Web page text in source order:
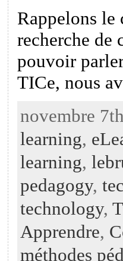
Rappelons le
recherche de
pouvoir
TICe, nous
novembre
learning,
learning,
pedagogy,
technology,
Apprendre,
méthodes